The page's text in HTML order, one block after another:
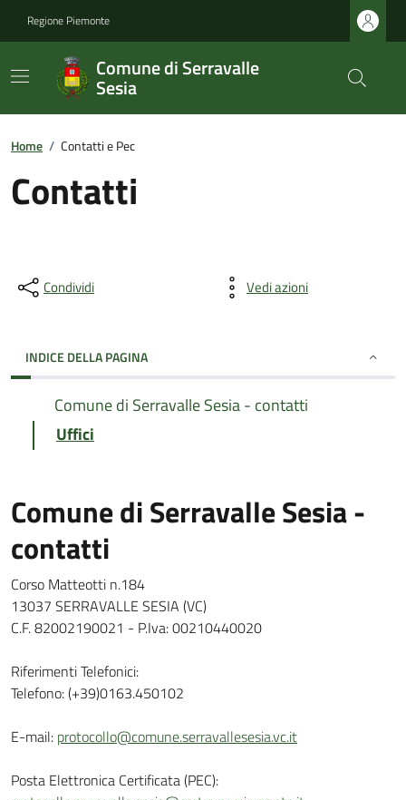
Regione Piemonte
Comune di Serravalle
Sesia
Home / Contatti e Pec
Contatti
Condividi Vedi azioni
INDICE DELLA PAGINA
Comune di Serravalle Sesia - contatti
Uffici
Comune di Serravalle Sesia -
contatti
Corso Matteotti n.184
13037 SERRAVALLE SESIA (VC)
C.F. 82002190021 - P.Iva: 00210440020
Riferimenti Telefonici:
Telefono: (+39)0163.450102
E-mail: protocollo@comune.serravallesesia.vc.it
Posta Elettronica Certificata (PEC):